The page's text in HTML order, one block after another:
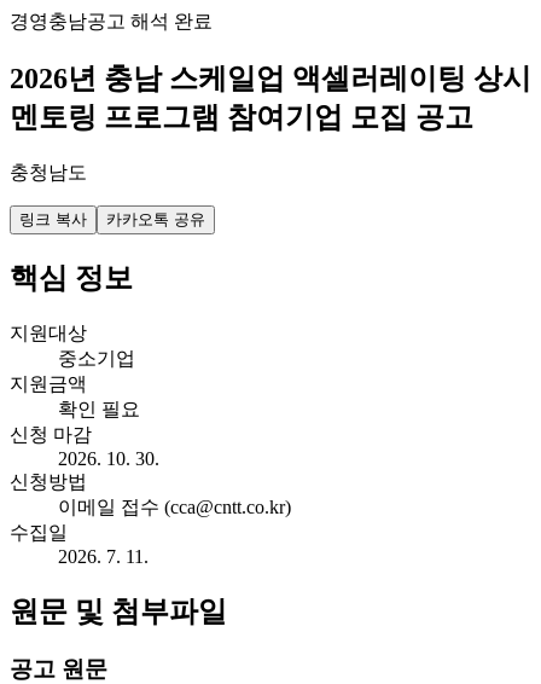
경영충남공고 해석 완료
2026년 충남 스케일업 액셀러레이팅 상시
멘토링 프로그램 참여기업 모집 공고
충청남도
링크 복사 카카오톡 공유
핵심 정보
지원대상
중소기업
지원금액
확인 필요
신청 마감
2026. 10. 30.
신청방법
이메일 접수 (cca@cntt.co.kr)
수집일
2026. 7. 11.
원문 및 첨부파일
공고 원문